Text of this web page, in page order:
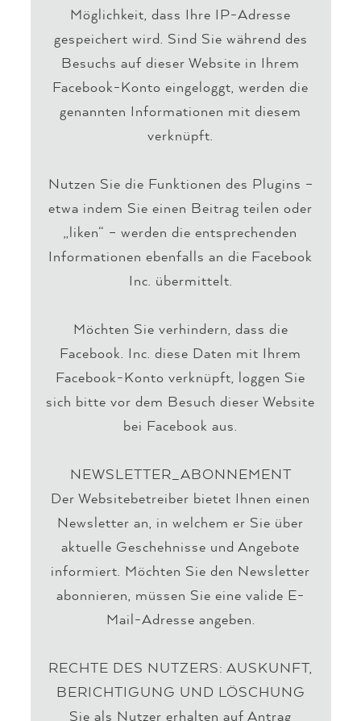
Möglichkeit, dass Ihre IP-Adresse
gespeichert wird. Sind Sie während des
Besuchs auf dieser Website in Ihrem
Facebook-Konto eingeloggt, werden die
genannten Informationen mit diesem
verknüpft.
Nutzen Sie die Funktionen des Plugins –
etwa indem Sie einen Beitrag teilen oder
„liken“ – werden die entsprechenden
Informationen ebenfalls an die Facebook
Inc. übermittelt.
Möchten Sie verhindern, dass die
Facebook. Inc. diese Daten mit Ihrem
Facebook-Konto verknüpft, loggen Sie
sich bitte vor dem Besuch dieser Website
bei Facebook aus.
NEWSLETTER_ABONNEMENT
Der Websitebetreiber bietet Ihnen einen
Newsletter an, in welchem er Sie über
aktuelle Geschehnisse und Angebote
informiert. Möchten Sie den Newsletter
abonnieren, müssen Sie eine valide E-
Mail-Adresse angeben.
RECHTE DES NUTZERS: AUSKUNFT,
BERICHTIGUNG UND LÖSCHUNG
Sie als Nutzer erhalten auf Antrag